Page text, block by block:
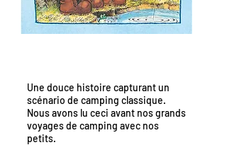
Une douce histoire capturant un
scénario de camping classique.
Nous avons lu ceci avant nos grands
voyages de camping avec nos
petits.